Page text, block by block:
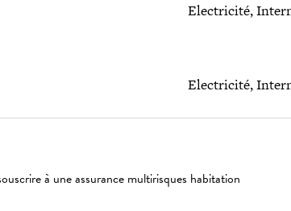
Electricité,
Electricité,
à une assurance multirisques habitation